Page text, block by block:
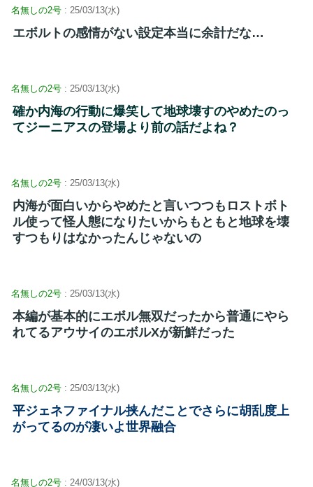
名無しの2号 : 25/03/13(水)
エボルトの感情がない設定本当に余計だな…
名無しの2号 : 25/03/13(水)
確か内海の行動に爆笑して地球壊すのやめたのっ
てジーニアスの登場より前の話だよね？
名無しの2号 : 25/03/13(水)
内海が面白いからやめたと言いつつもロストボト
ル使って怪人態になりたいからもともと地球を壊
すつもりはなかったんじゃないの
名無しの2号 : 25/03/13(水)
本編が基本的にエボル無双だったから普通にやら
れてるアウサイのエボルXが新鮮だった
名無しの2号 : 25/03/13(水)
平ジェネファイナル挟んだことでさらに胡乱度上
がってるのが凄いよ世界融合
名無しの2号 : 24/03/13(水)